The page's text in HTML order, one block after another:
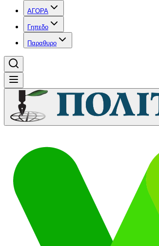
ΑΓΟΡΑ
Γηπεδο
Παραθυρο